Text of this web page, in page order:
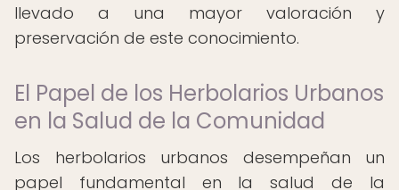
llevado a una mayor valoración y
preservación de este conocimiento.
El Papel de los Herbolarios Urbanos
en la Salud de la Comunidad
Los herbolarios urbanos desempeñan un
papel fundamental en la salud de la